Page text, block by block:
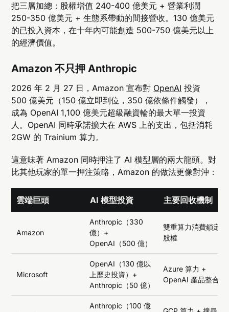
把三層加總：股權增值 240-400 億美元 + 營業利潤
250-350 億美元 + 生態系帶動的間接營收。130 億美元
的已投入資本，在十年內可能創造 500-750 億美元以上
的經濟價值。
Amazon 不只押 Anthropic
2026 年 2 月 27 日，Amazon 宣布對 OpenAI 投資
500 億美元（150 億立即到位，350 億依條件觸發），
成為 OpenAI 1,100 億美元超級融資輪的最大單一投資
人。OpenAI 同時承諾擴大在 AWS 上的支出，包括消耗
2GW 的 Trainium 算力。
這意味著 Amazon 同時押注了 AI 模型層的兩大龍頭。對
比其他玩家的單一押注策略，Amazon 的做法更像對沖：
雲端巨頭 AI 模型投資 主要回收機制
Amazon
Anthropic（330
億）+
OpenAI（500 億）
雙重算力消費鎖定 +
股權
Microsoft
OpenAI（130 億以
上歷史投資）+
Anthropic（50 億）
Azure 算力 +
OpenAI 產品整合
Anthropic（100 億